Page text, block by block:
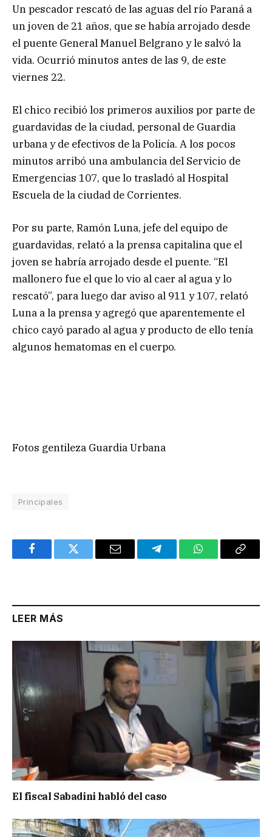
Un pescador rescató de las aguas del río Paraná a
un joven de 21 años, que se había arrojado desde
el puente General Manuel Belgrano y le salvó la
vida. Ocurrió minutos antes de las 9, de este
viernes 22.
El chico recibió los primeros auxilios por parte de
guardavidas de la ciudad, personal de Guardia
urbana y de efectivos de la Policía. A los pocos
minutos arribó una ambulancia del Servicio de
Emergencias 107, que lo trasladó al Hospital
Escuela de la ciudad de Corrientes.
Por su parte, Ramón Luna, jefe del equipo de
guardavidas, relató a la prensa capitalina que el
joven se habría arrojado desde el puente. “El
mallonero fue el que lo vio al caer al agua y lo
rescató”, para luego dar aviso al 911 y 107, relató
Luna a la prensa y agregó que aparentemente el
chico cayó parado al agua y producto de ello tenía
algunos hematomas en el cuerpo.
Fotos gentileza Guardia Urbana
Principales
FacebookTwitter Email TelegramWhatsAppCopy
LEER MÁS
El fiscal Sabadini habló del caso